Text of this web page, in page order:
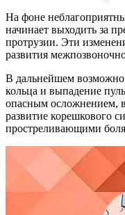
На фоне
начинает выходить за
протрузии. Эти
развития
В дальнейшем возможно
кольца и выпадение
опасным осложнением,
развитие корешкового
простреливающими